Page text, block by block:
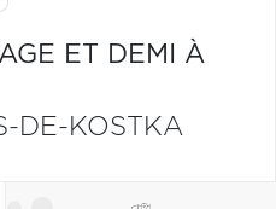
ET DEMI À
DE-KOSTKA